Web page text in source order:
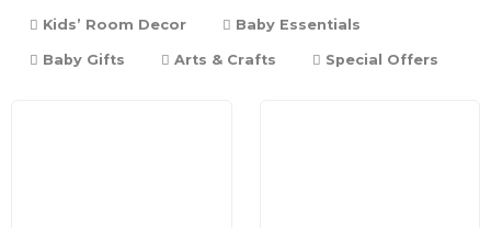
Kids’ Room Decor Baby Essentials
Baby Gifts Arts & Crafts Special Offers